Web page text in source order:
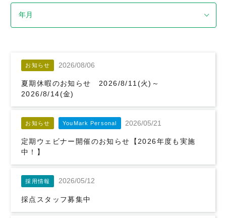
お知らせ 2026/08/06
夏期休暇のお知らせ 2026/8/11(火)～
2026/8/14(金)
お知らせ YouMark Personal 2026/05/21
定期ウェビナー開催のお知らせ【2026年度も実施
中！】
採用情報 2026/05/12
採点スタッフ募集中